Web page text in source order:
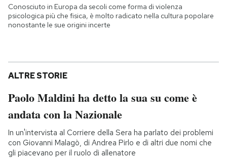
Conosciuto in Europa da secoli come forma di violenza
psicologica più che fisica, è molto radicato nella cultura popolare
nonostante le sue origini incerte
ALTRE STORIE
Paolo Maldini ha detto la sua su come è
andata con la Nazionale
In un'intervista al Corriere della Sera ha parlato dei problemi
con Giovanni Malagò, di Andrea Pirlo e di altri due nomi che
gli piacevano per il ruolo di allenatore